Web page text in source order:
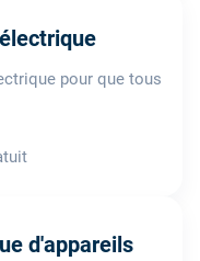
pour que tous
d'appareils